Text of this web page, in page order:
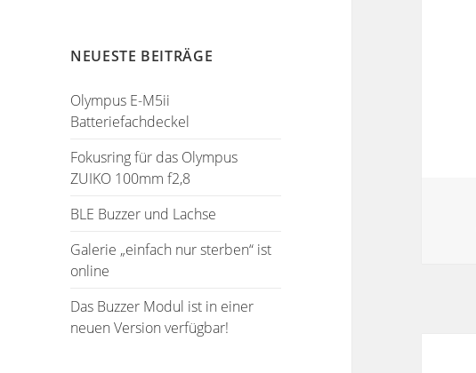
NEUESTE BEITRÄGE
Olympus E-M5ii
Batteriefachdeckel
Fokusring für das Olympus
ZUIKO 100mm f2,8
BLE Buzzer und Lachse
Galerie „einfach nur sterben“ ist
online
Das Buzzer Modul ist in einer
neuen Version verfügbar!